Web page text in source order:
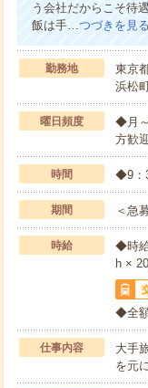
う会社だからこそ待
飯は手…つづきを見る
勤務地
東京
浜松
曜日頻度
◆月
方歓
時間 ◆9：
期間 ＜急
時給
◆時
h × 20
◆全
仕事内容
大手
を元